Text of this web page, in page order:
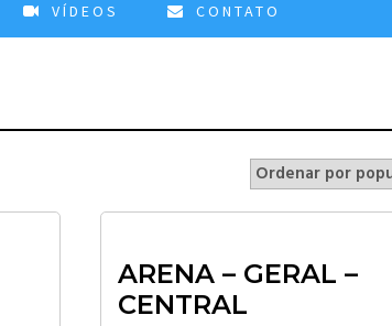
VÍDEOS CONTATO
ARENA – GERAL –
CENTRAL